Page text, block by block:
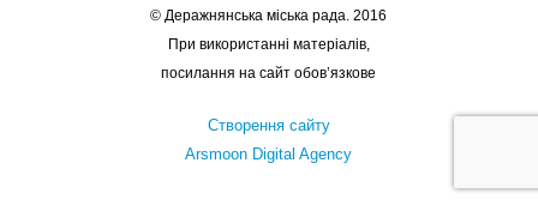
© Деражнянська міська рада. 2016
При використанні матеріалів,
посилання на сайт обов’язкове
Створення сайту
Arsmoon Digital Agency